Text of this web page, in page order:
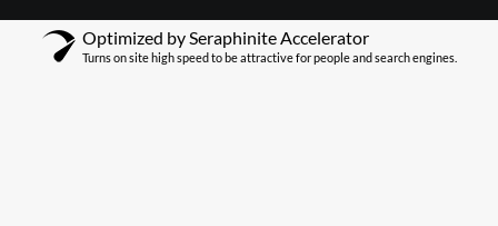
Optimized by Seraphinite Accelerator
Turns on site high speed to be attractive for people and search engines.